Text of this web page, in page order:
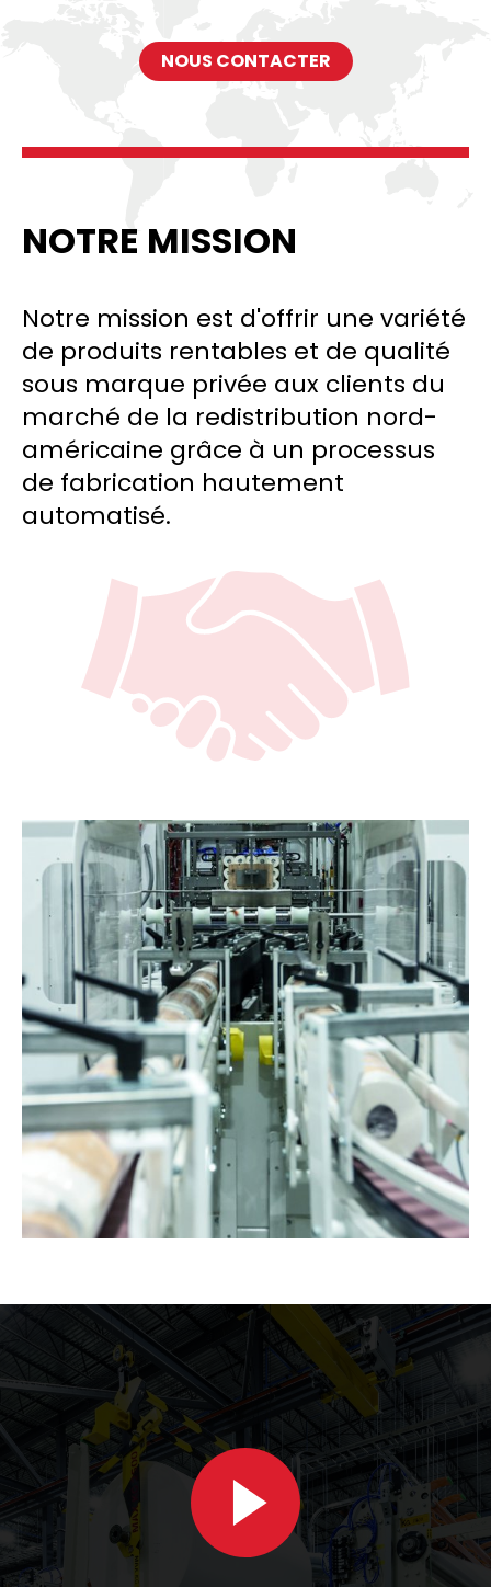
NOUS CONTACTER
NOTRE MISSION
Notre mission est d'offrir une variété
de produits rentables et de qualité
sous marque privée aux clients du
marché de la redistribution nord-
américaine grâce à un processus
de fabrication hautement
automatisé.